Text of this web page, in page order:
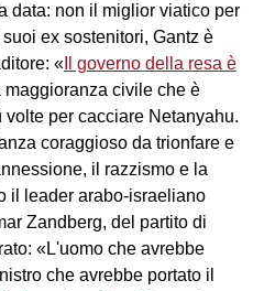
data: non il miglior viatico per
ex sostenitori, Gantz è
« Il governo della resa è
maggioranza civile che è
per cacciare Netanyahu.
coraggioso da trionfare e
il razzismo e la
il leader arabo-israeliano
Zandberg, del partito di
«L'uomo che avrebbe
che avrebbe portato il